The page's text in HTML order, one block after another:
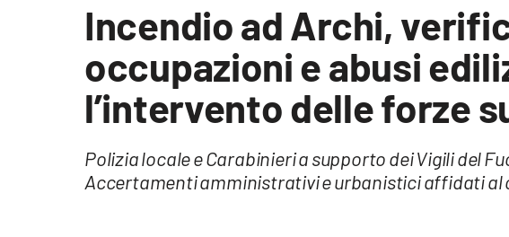
Incendio ad Archi,
occupazioni e abusi
l’intervento delle forze
Polizia locale e Carabinieri a supporto dei Vigili del
Accertamenti amministrativi e urbanistici affidati al